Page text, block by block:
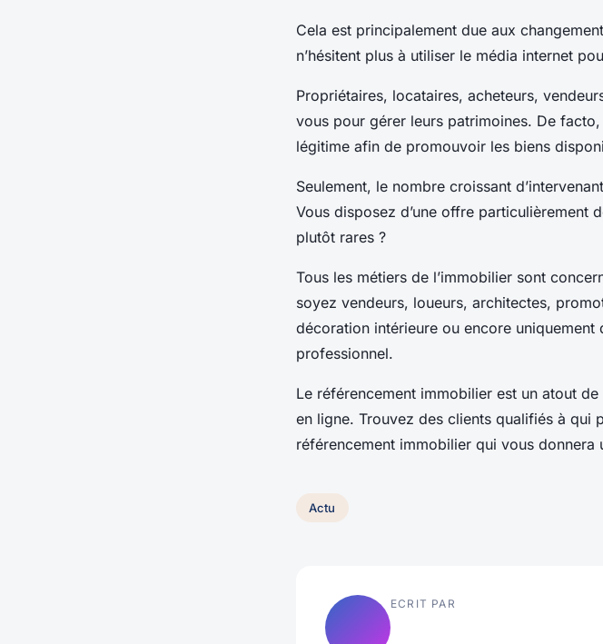
Cela est principalement due aux
n’hésitent plus à utiliser le média internet
Propriétaires, locataires, acheteurs,
vous pour gérer leurs patrimoines. De
légitime afin de promouvoir les biens
Seulement, le nombre croissant
Vous disposez d’une offre particulièrement
plutôt rares ?
Tous les métiers de l’immobilier sont
soyez vendeurs, loueurs, architectes,
décoration intérieure ou encore uniquement
professionnel.
Le référencement immobilier est un atout
en ligne. Trouvez des clients qualifiés à
référencement immobilier qui vous donnera
Actu
ECRIT PAR